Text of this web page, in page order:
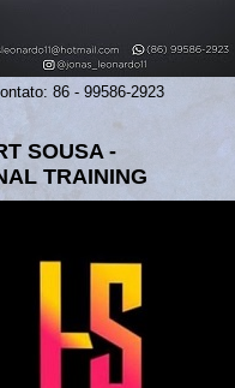
86 - 99586-2923
SOUSA -
TRAINING